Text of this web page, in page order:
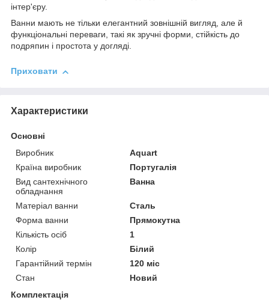
інтер'єру.
Ванни мають не тільки елегантний зовнішній вигляд, але й
функціональні переваги, такі як зручні форми, стійкість до
подряпин і простота у догляді.
Приховати
Характеристики
Основні
Виробник
Aquart
Країна виробник
Португалія
Вид сантехнічного
обладнання
Ванна
Матеріал ванни
Сталь
Форма ванни
Прямокутна
Кількість осіб
1
Колір
Білий
Гарантійний термін
120 міс
Стан
Новий
Комплектація